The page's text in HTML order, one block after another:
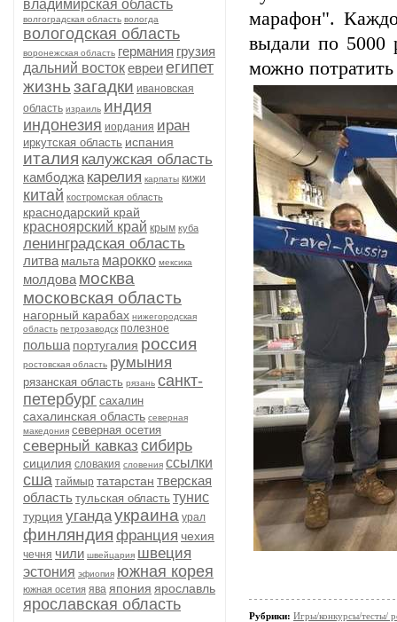
владимирская область
волгоградская область вологда
вологодская область
воронежская область германия грузия
дальний востокевреиегипет
жизньзагадки ивановская
область израиль индия
индонезия иордания иран
иркутская область испания
италия калужская область
камбоджа карелия карпаты кижи
китай костромская область
краснодарский край
красноярский край крым куба
ленинградская область
литва мальта марокко мексика
молдова москва
московская область
нагорный карабах нижегородская
область петрозаводск полезное
польша португалия россия
ростовская область румыния
рязанская область рязань санкт-
петербург сахалин
сахалинская область северная
македония северная осетия
северный кавказ сибирь
сицилия словакия словения ссылки
сша таймыр татарстан тверская
область тульская область тунис
турция угандаукраина урал
финляндия франция чехия
чечня чили швейцария швеция
эстония эфиопия южная корея
южная осетия ява япония ярославль
ярославская область
марафон".
выдали по 5000
можно
Рубрики: Игры/конкурсы/тесты/